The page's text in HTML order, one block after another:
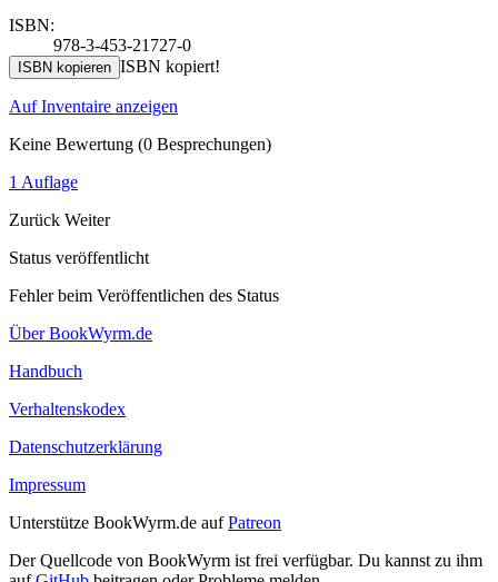
ISBN:
978-3-453-21727-0
ISBN kopieren ISBN kopiert!
Auf Inventaire anzeigen
Keine Bewertung (0 Besprechungen)
1 Auflage
Zurück Weiter
Status veröffentlicht
Fehler beim Veröffentlichen des Status
Über BookWyrm.de
Handbuch
Verhaltenskodex
Datenschutzerklärung
Impressum
Unterstütze BookWyrm.de aufPatreon
Der Quellcode von BookWyrm ist frei verfügbar. Du kannst zu ihm